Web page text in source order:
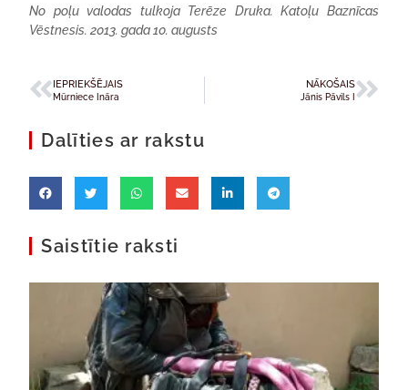
No poļu valodas tulkoja Terēze Druka. Katoļu Baznīcas
Vēstnesis. 2013. gada 10. augusts
IEPRIEKŠĒJAIS
Mūrniece Ināra
NĀKOŠAIS
Jānis Pāvils I
Dalīties ar rakstu
Saistītie raksti